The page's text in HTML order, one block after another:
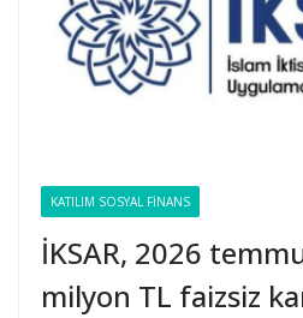
KATILIM SOSYAL FINANS
İKSAR, 2026
milyon TL faizsiz